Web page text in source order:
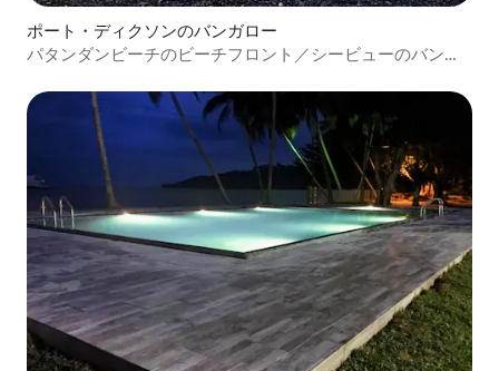
ポート・ディクソンのバンガロー
パタンダンビーチのビーチフロント／シービューのバンガ